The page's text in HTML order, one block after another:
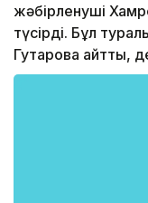
жәбірленуші
түсірді. Бұл
Гутарова айтты,